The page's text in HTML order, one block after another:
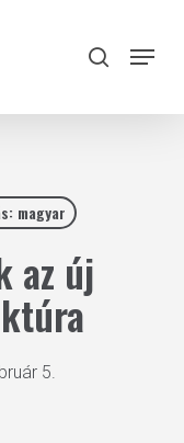
search
Menu
magyar
az új
5.
Close